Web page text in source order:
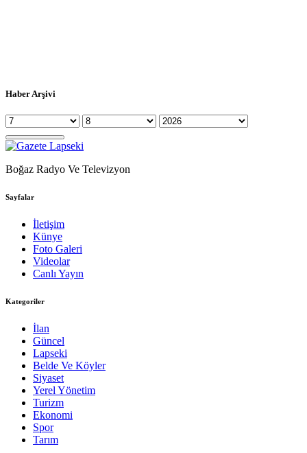
Haber Arşivi
Boğaz Radyo Ve Televizyon
Sayfalar
İletişim
Künye
Foto Galeri
Videolar
Canlı Yayın
Kategoriler
İlan
Güncel
Lapseki
Belde Ve Köyler
Siyaset
Yerel Yönetim
Turizm
Ekonomi
Spor
Tarım